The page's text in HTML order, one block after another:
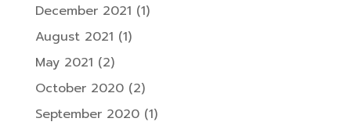
December 2021 (1)
August 2021 (1)
May 2021 (2)
October 2020(2)
September 2020(1)